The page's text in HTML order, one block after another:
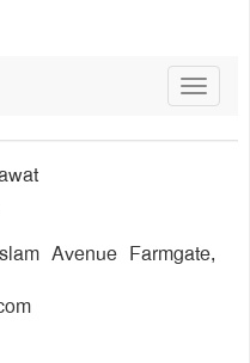
Toggle
Avenue Farmgate,